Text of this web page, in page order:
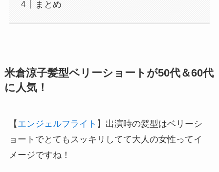
まとめ
米倉涼子髪型ベリーショートが50代＆60代
に人気！
【 エンジェルフライト 】出演時の髪型はベリーシ
ョートでとてもスッキリしてて大人の女性ってイ
メージですね！